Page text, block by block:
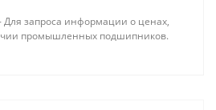
Для запроса информации о ценах,
промышленных подшипников.